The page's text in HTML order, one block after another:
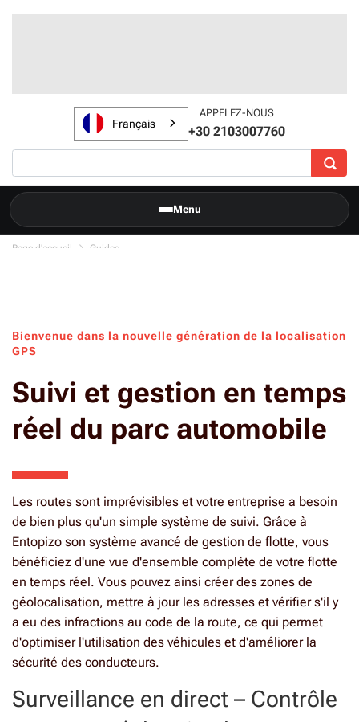
Français
APPELEZ-NOUS
+30 2103007760
Menu
Page d'accueil Guides
Bienvenue dans la nouvelle génération de la localisation
GPS
Suivi et gestion en temps
réel du parc automobile
Les routes sont imprévisibles et votre entreprise a besoin
de bien plus qu'un simple système de suivi. Grâce à
Entopizo son système avancé de gestion de flotte, vous
bénéficiez d'une vue d'ensemble complète de votre flotte
en temps réel. Vous pouvez ainsi créer des zones de
géolocalisation, mettre à jour les adresses et vérifier s'il y
a eu des infractions au code de la route, ce qui permet
d'optimiser l'utilisation des véhicules et d'améliorer la
sécurité des conducteurs.
Surveillance en direct – Contrôle